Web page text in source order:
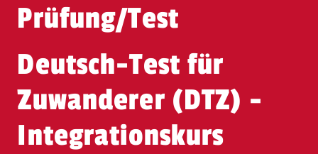
Prüfung/Test
Deutsch-Test für
Zuwanderer (DTZ) -
Integrationskurs